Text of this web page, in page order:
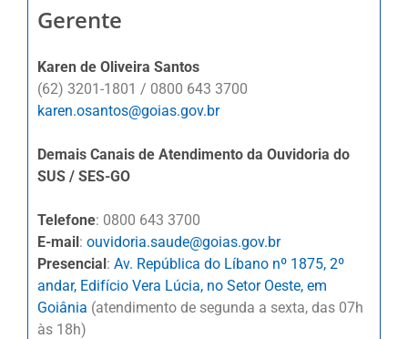
Gerente
Karen de Oliveira Santos
(62) 3201-1801 / 0800 643 3700
karen.osantos@goias.gov.br
Demais Canais de Atendimento da Ouvidoria do
SUS / SES-GO
Telefone: 0800 643 3700
E-mail: ouvidoria.saude@goias.gov.br
Presencial: Av. República do Líbano nº 1875, 2º
andar, Edifício Vera Lúcia, no Setor Oeste, em
Goiânia (atendimento de segunda a sexta, das 07h
às 18h)